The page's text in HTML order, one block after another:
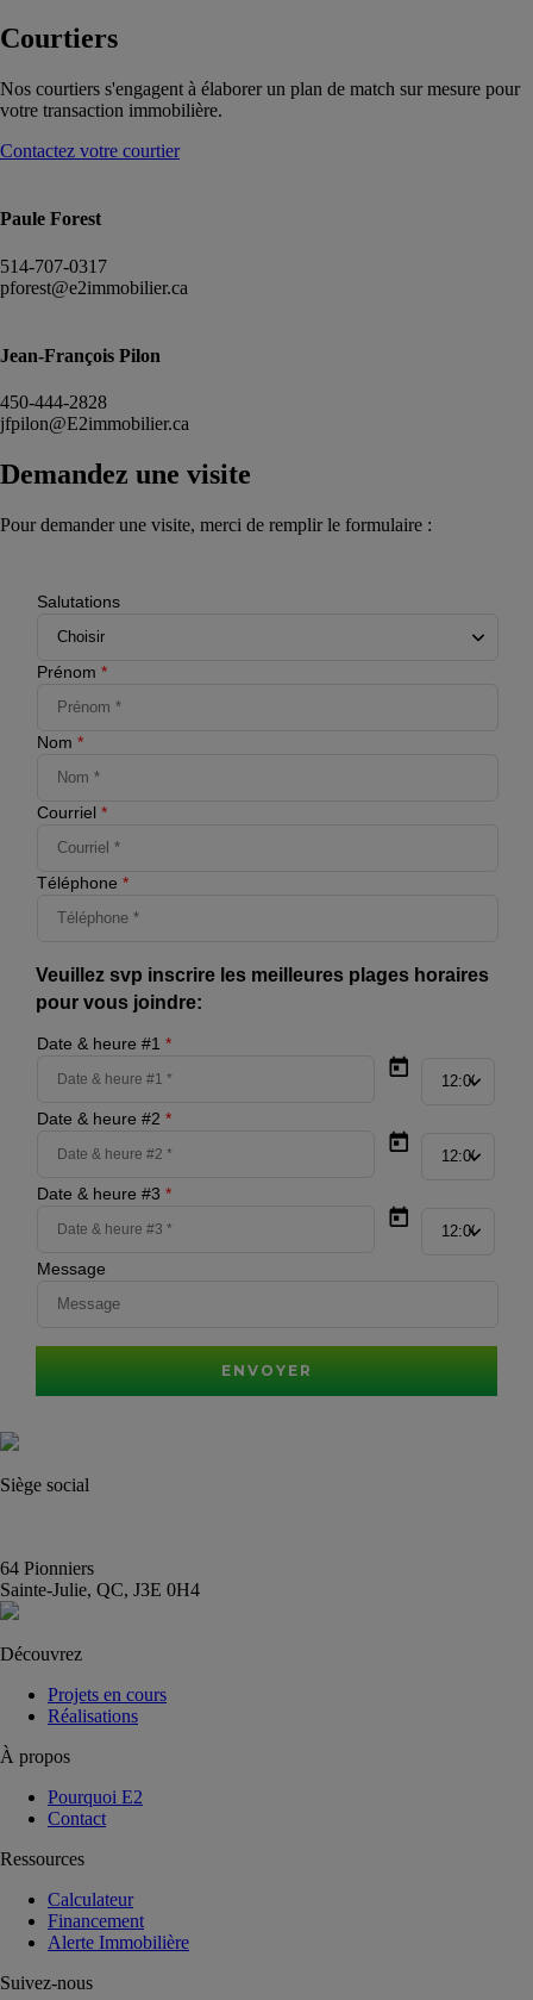
Courtiers
Nos courtiers s'engagent à élaborer un plan de match sur mesure pour
votre transaction immobilière.
Contactez votre courtier
Paule Forest
514-707-0317
pforest@e2immobilier.ca
Jean-François Pilon
450-444-2828
jfpilon@E2immobilier.ca
Demandez une visite
Pour demander une visite, merci de remplir le formulaire :
Salutations
Prénom *
Nom *
Courriel *
Téléphone *
Veuillez svp inscrire les meilleures plages horaires
pour vous joindre:
Date & heure #1 *
Date & heure #2 *
Date & heure #3 *
Message
ENVOYER
Siège social
64 Pionniers
Sainte-Julie, QC, J3E 0H4
Découvrez
Projets en cours
Réalisations
À propos
Pourquoi E2
Contact
Ressources
Calculateur
Financement
Alerte Immobilière
Suivez-nous